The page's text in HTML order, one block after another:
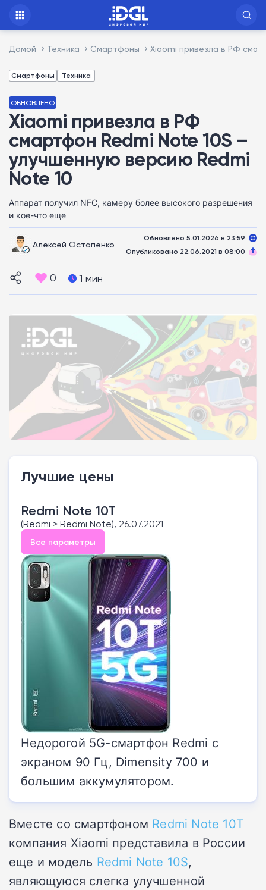
Домой Техника Смартфоны Xiaomi привезла в РФ
Смартфоны Техника
ОБНОВЛЕНО
Xiaomi привезла в РФ
смартфон Redmi Note 10S –
улучшенную версию Redmi
Note 10
Аппарат получил NFC, камеру более высокого разрешения
и кое-что еще
Алексей Остапенко
Обновлено 5.01.2026 в 23:59
Опубликовано 22.06.2021 в 08:00
0 1 мин
Лучшие цены
Redmi Note 10T
(Redmi > Redmi Note), 26.07.2021
Все параметры
Недорогой 5G-смартфон Redmi с
экраном 90 Гц, Dimensity 700 и
большим аккумулятором.
Вместе со смартфоном Redmi Note 10T
компания Xiaomi представила в России
еще и модель Redmi Note 10S,
являющуюся слегка улучшенной